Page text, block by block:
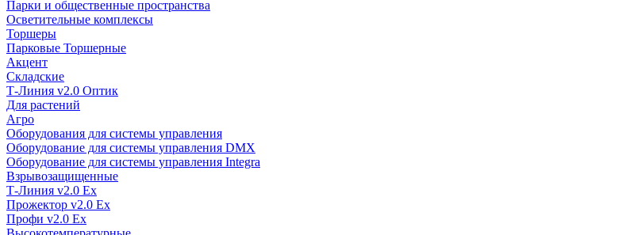
Парки и общественные пространства
Осветительные комплексы
Торшеры
Парковые Торшерные
Акцент
Складские
Т-Линия v2.0 Оптик
Для растений
Агро
Оборудования для системы управления
Оборудование для системы управления DMX
Оборудование для системы управления Integra
Взрывозащищенные
Т-Линия v2.0 Ex
Прожектор v2.0 Ex
Профи v2.0 Ex